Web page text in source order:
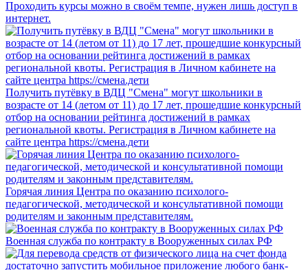
Проходить курсы можно в своём темпе, нужен лишь доступ в
интернет.
Получить путёвку в ВДЦ "Смена" могут школьники в
возрасте от 14 (летом от 11) до 17 лет, прошедшие конкурсный
отбор на основании рейтинга достижений в рамках
региональной квоты. Регистрация в Личном кабинете на
сайте центра https://смена.дети
Горячая линия Центра по оказанию психолого-
педагогической, методической и консультативной помощи
родителям и законным представителям.
Военная служба по контракту в Вооруженных силах РФ